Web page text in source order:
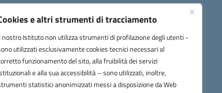
e altri strumenti di tracciamento
nostro Istituto non utilizza strumenti di profilazione degli utenti -
utilizzati esclusivamente cookies tecnici necessari al
funzionamento del sito, alla fruibilità dei servizi
e alla sua accessibilità – sono utilizzati, inoltre,
statistici anonimizzati messi a disposizione da Web